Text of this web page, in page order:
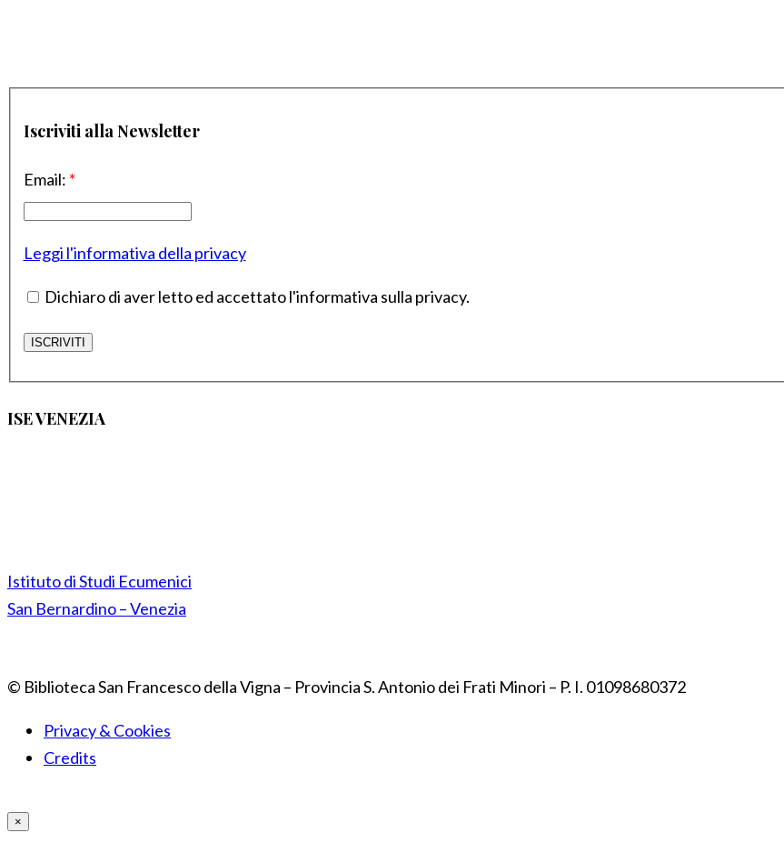
Iscriviti alla Newsletter
Email: *
Leggi l'informativa della privacy
Dichiaro di aver letto ed accettato l'informativa sulla privacy.
ISE VENEZIA
Istituto di Studi Ecumenici
San Bernardino – Venezia
© Biblioteca San Francesco della Vigna – Provincia S. Antonio dei Frati Minori – P. I. 01098680372
Privacy & Cookies
Credits
×